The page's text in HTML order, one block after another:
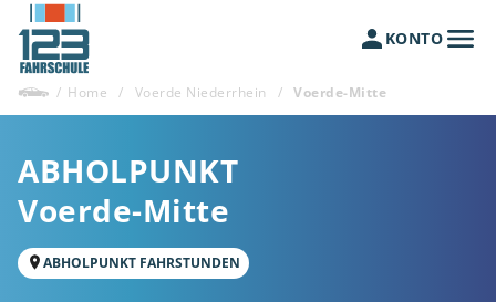
KONTO
/ Home / Voerde Niederrhein / Voerde-Mitte
ABHOLPUNKT
Voerde-Mitte
ABHOLPUNKT FAHRSTUNDEN